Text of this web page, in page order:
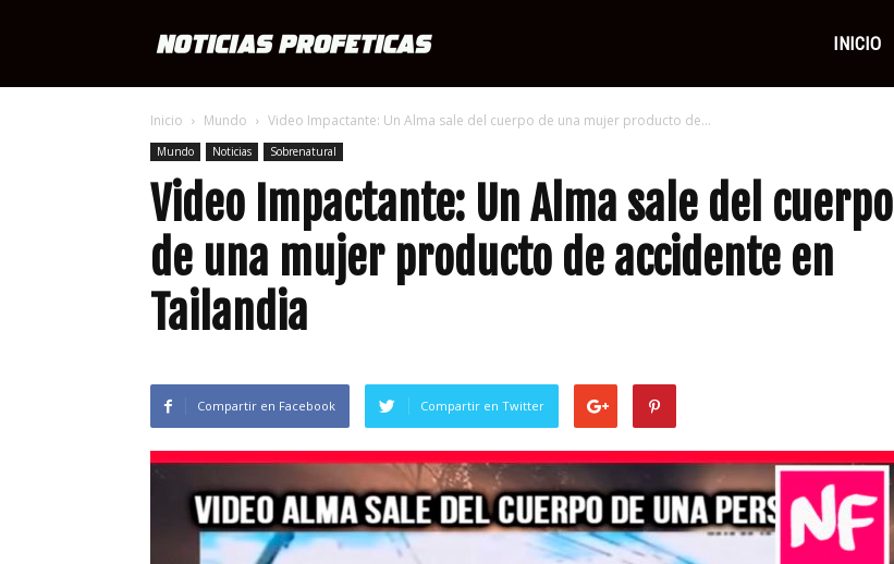
Proféticas
INICIO
Inicio Mundo Video Impactante: Un Alma sale del cuerpo de una mujer producto de...
Mundo Noticias Sobrenatural
Video Impactante: Un Alma sale del cuerpo
de una mujer producto de accidente en
Tailandia
Compartir en Facebook Compartir en Twitter